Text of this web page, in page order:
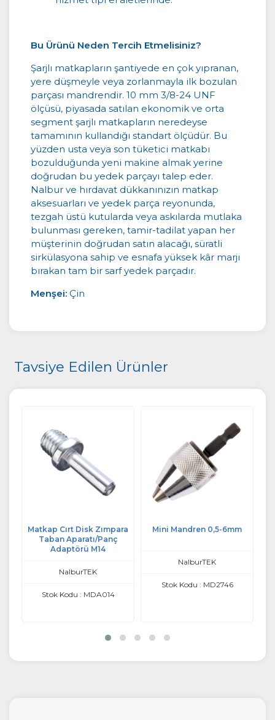
Bu Ürünü Neden Tercih Etmelisiniz?
Şarjlı matkapların şantiyede en çok yıpranan,
yere düşmeyle veya zorlanmayla ilk bozulan
parçası mandrendir. 10 mm 3/8-24 UNF
ölçüsü, piyasada satılan ekonomik ve orta
segment şarjlı matkapların neredeyse
tamamının kullandığı standart ölçüdür. Bu
yüzden usta veya son tüketici matkabı
bozulduğunda yeni makine almak yerine
doğrudan bu yedek parçayı talep eder.
Nalbur ve hırdavat dükkanınızın matkap
aksesuarları ve yedek parça reyonunda,
tezgah üstü kutularda veya askılarda mutlaka
bulunması gereken, tamir-tadilat yapan her
müşterinin doğrudan satın alacağı, süratli
sirkülasyona sahip ve esnafa yüksek kâr marjı
bırakan tam bir sarf yedek parçadır.
Menşei: Çin
Tavsiye Edilen Ürünler
Matkap Cırt Disk Zımpara
Taban Aparatı/Panç
Adaptörü M14
NalburTEK
Stok Kodu : MDA014
Mini Mandren 0,5-6mm
NalburTEK
Stok Kodu : MD2746